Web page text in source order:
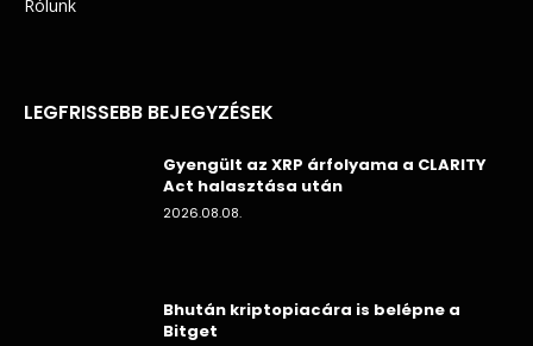
Rólunk
LEGFRISSEBB BEJEGYZÉSEK
Gyengült az XRP árfolyama a CLARITY
Act halasztása után
2026.08.08.
Bhután kriptopiacára is belépne a
Bitget